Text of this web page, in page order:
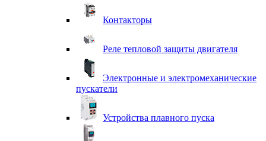
Контакторы
Реле тепловой защиты двигателя
Электронные и электромеханические
пускатели
Устройства плавного пуска